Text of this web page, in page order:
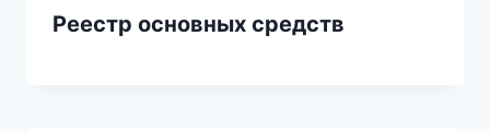
Реестр основных средств